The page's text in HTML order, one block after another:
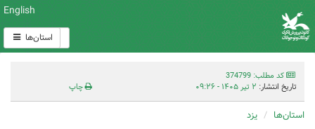
English
استان‌ها
کد مطلب: 374799
تاریخ انتشار: ۲ تیر ۱۴۰۵ - ۰۹:۲۶ چاپ
استان‌ها یزد